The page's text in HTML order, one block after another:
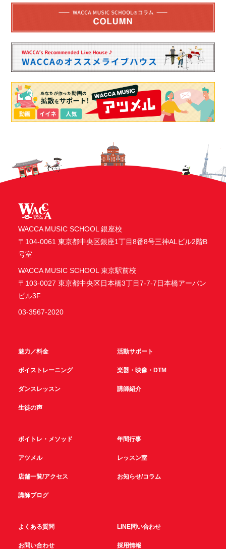
WACCA MUSIC SCHOOL 銀座校
〒104-0061 東京都中央区銀座1丁目8番8号三神ALビル2階B
号室
WACCA MUSIC SCHOOL 東京駅前校
〒103-0027 東京都中央区日本橋3丁目7-7-7日本橋アーバン
ビル3F
03-3567-2020
魅力／料金 活動サポート
ボイストレーニング 楽器・映像・DTM
ダンスレッスン 講師紹介
生徒の声
ボイトレ・メソッド 年間行事
アツメル レッスン室
店舗一覧/アクセス お知らせ/コラム
講師ブログ
よくある質問 LINE問い合わせ
お問い合わせ 採用情報